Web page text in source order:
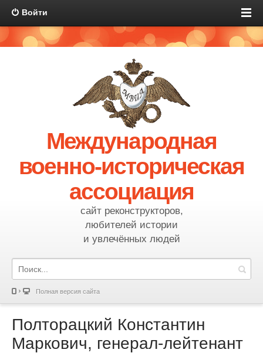
Войти
Международная
военно-историческая
ассоциация
сайт реконструкторов,
любителей истории
и увлечённых людей
Полная версия сайта
Полторацкий Константин
Маркович, генерал-лейтенант